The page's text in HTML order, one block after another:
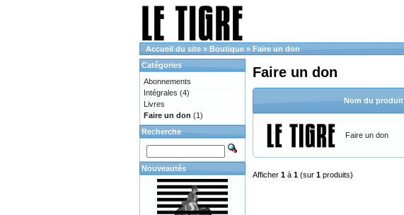
Accueil du site » Boutique » Faire un don
Faire un don
Nom du produit
Faire un don
Afficher 1 à 1 (sur 1 produits)
Catégories
Abonnements
Intégrales (4)
Livres
Faire un don (1)
Recherche
Nouveautés